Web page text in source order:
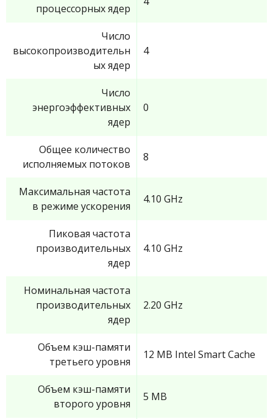
процессорных ядер
Число
высокопроизводительн
ых ядер
4
Число
энергоэффективных
ядер
0
Общее количество
исполняемых потоков
8
Максимальная частота
в режиме ускорения
4.10 GHz
Пиковая частота
производительных
ядер
4.10 GHz
Номинальная частота
производительных
ядер
2.20 GHz
Объем кэш-памяти
третьего уровня
12 MB Intel Smart Cache
Объем кэш-памяти
второго уровня
5 MB